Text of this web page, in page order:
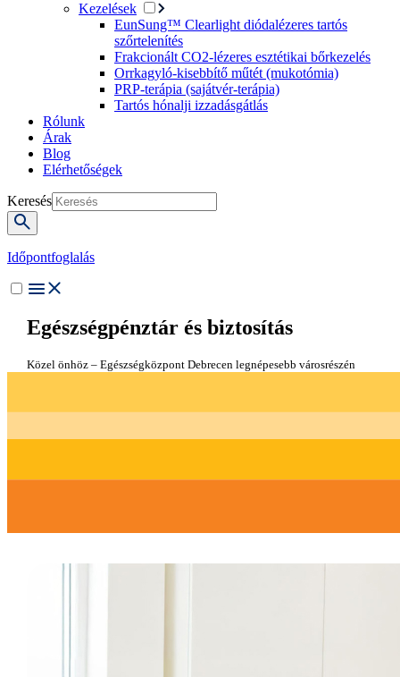
Kezelések
EunSung™ Clearlight diódalézeres tartós
szőrtelenítés
Frakcionált CO2-lézeres esztétikai bőrkezelés
Orrkagyló-kisebbítő műtét (mukotómia)
PRP-terápia (sajátvér-terápia)
Tartós hónalji izzadásgátlás
Rólunk
Árak
Blog
Elérhetőségek
Keresés
Időpontfoglalás
Egészségpénztár és biztosítás
Közel önhöz – Egészségközpont Debrecen legnépesebb városrészén